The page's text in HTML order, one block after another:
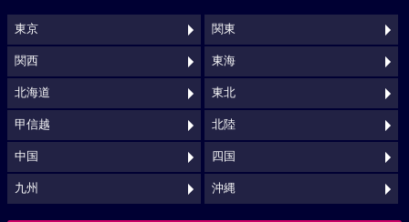
東京 関東
関西 東海
北海道 東北
甲信越 北陸
中国 四国
九州 沖縄